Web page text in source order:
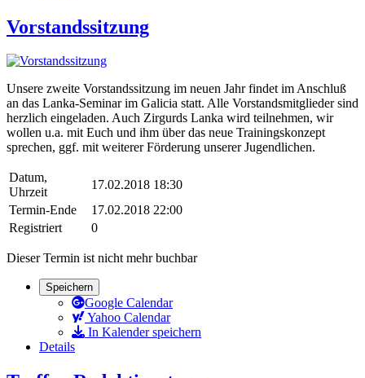
Vorstandssitzung
Unsere zweite Vorstandssitzung im neuen Jahr findet im Anschluß
an das Lanka-Seminar im Galicia statt. Alle Vorstandsmitglieder sind
herzlich eingeladen. Auch Zirgurds Lanka wird teilnehmen, wir
wollen u.a. mit Euch und ihm über das neue Trainingskonzept
sprechen, ggf. mit weiterer Förderung unserer Jugendlichen.
Datum,
Uhrzeit
17.02.2018 18:30
Termin-Ende
17.02.2018 22:00
Registriert
0
Dieser Termin ist nicht mehr buchbar
Speichern
Google Calendar
Yahoo Calendar
In Kalender speichern
Details